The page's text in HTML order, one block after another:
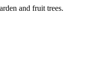
and fruit trees.